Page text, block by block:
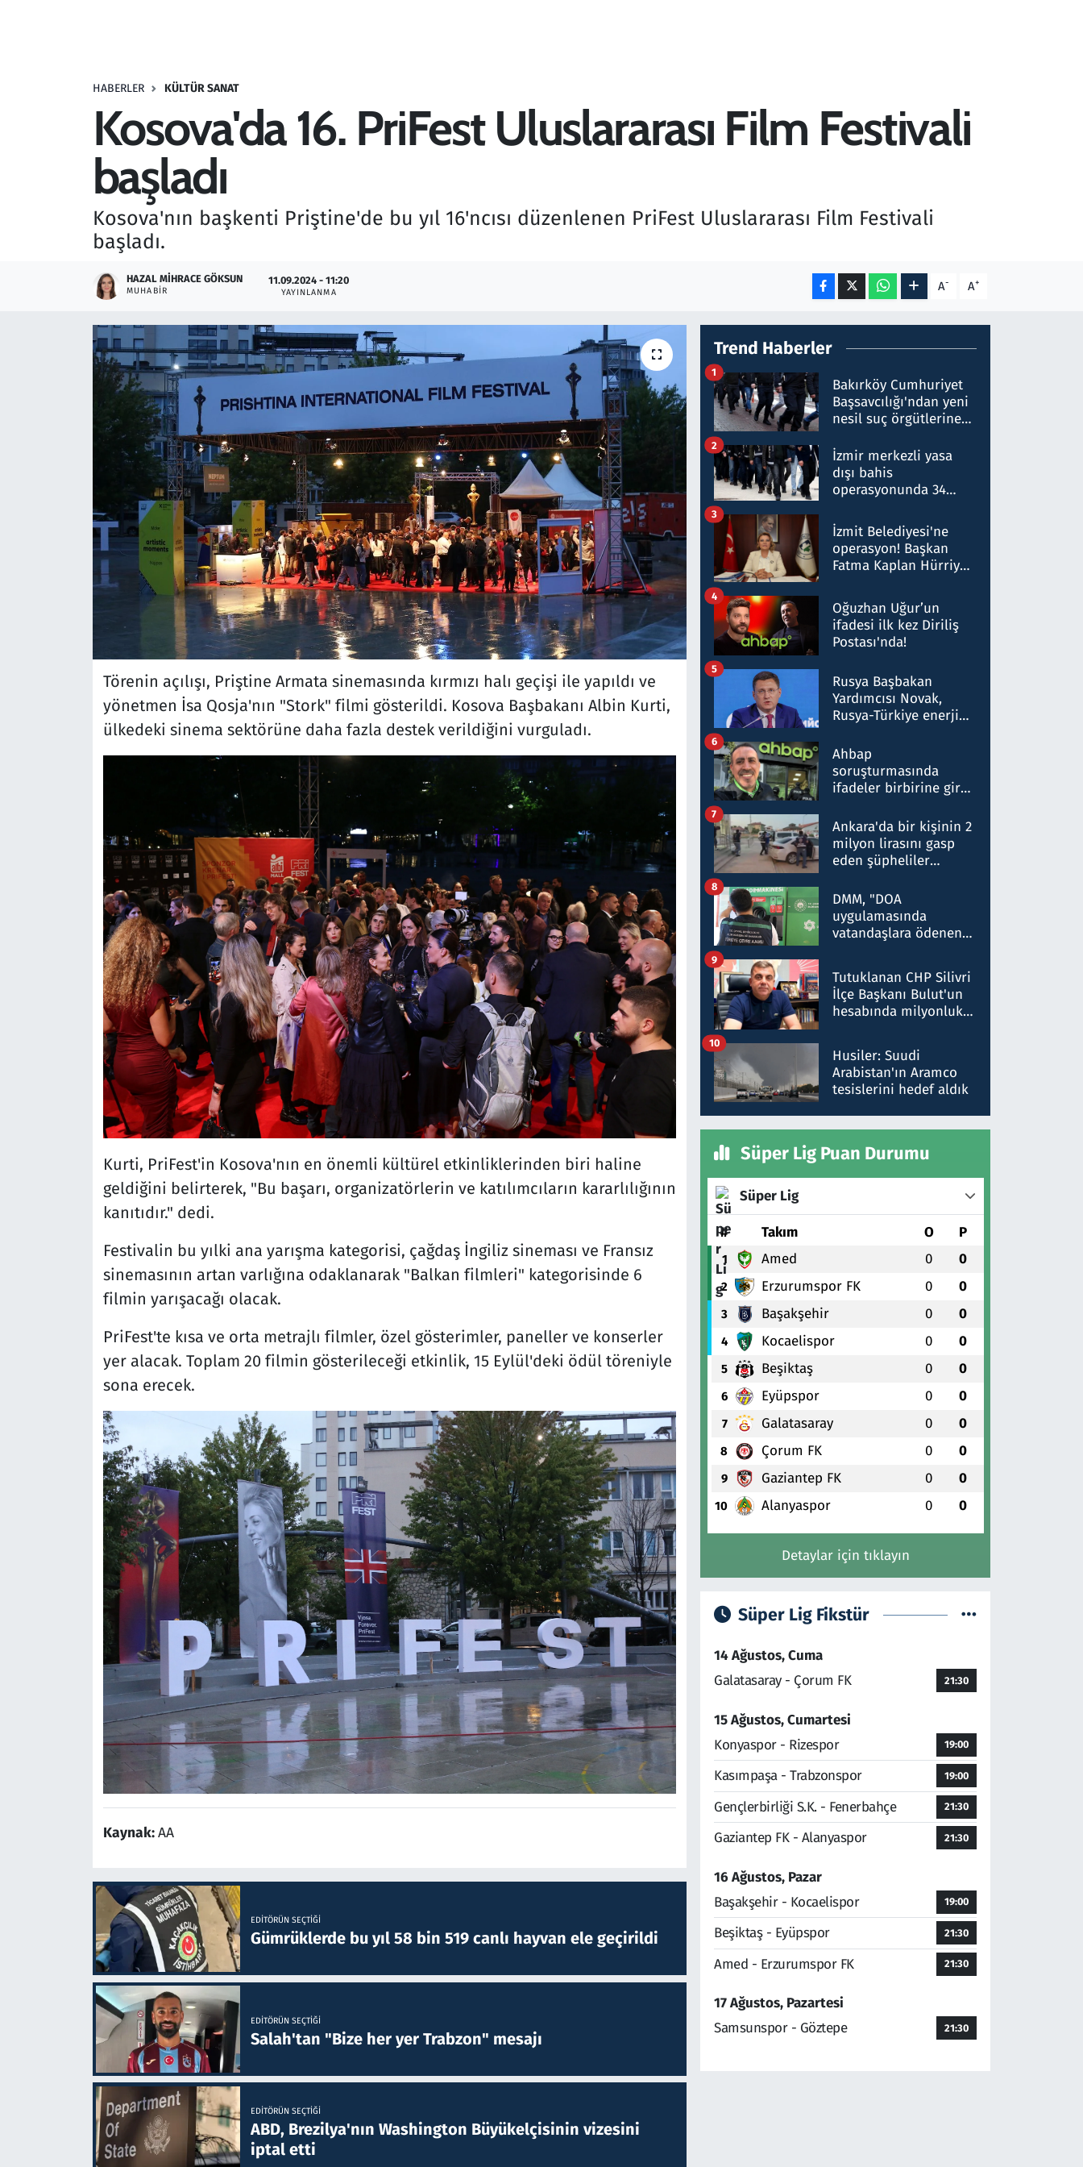
HABERLER KÜLTÜR SANAT
Kosova'da 16. PriFest Uluslararası Film Festivali
başladı
Kosova'nın başkenti Priştine'de bu yıl 16'ncısı düzenlenen PriFest Uluslararası Film Festivali
başladı.
HAZAL MIHRACE GÖKSUN
MUHABIR
11.09.2024 - 11:20
YAYINLANMA A- A+
Törenin açılışı, Priştine Armata sinemasında kırmızı halı geçişi ile yapıldı ve
yönetmen İsa Qosja'nın "Stork" filmi gösterildi. Kosova Başbakanı Albin Kurti,
ülkedeki sinema sektörüne daha fazla destek verildiğini vurguladı.
Kurti, PriFest'in Kosova'nın en önemli kültürel etkinliklerinden biri haline
geldiğini belirterek, "Bu başarı, organizatörlerin ve katılımcıların kararlılığının
kanıtıdır." dedi.
Festivalin bu yılki ana yarışma kategorisi, çağdaş İngiliz sineması ve Fransız
sinemasının artan varlığına odaklanarak "Balkan filmleri" kategorisinde 6
filmin yarışacağı olacak.
PriFest'te kısa ve orta metrajlı filmler, özel gösterimler, paneller ve konserler
yer alacak. Toplam 20 filmin gösterileceği etkinlik, 15 Eylül'deki ödül töreniyle
sona erecek.
Kaynak:AA
EDITÖRÜN SEÇTIĞI
Gümrüklerde bu yıl 58 bin 519 canlı hayvan ele geçirildi
EDITÖRÜN SEÇTIĞI
Salah'tan "Bize her yer Trabzon" mesajı
EDITÖRÜN SEÇTIĞI
ABD, Brezilya'nın Washington Büyükelçisinin vizesini
iptal etti
Trend Haberler
Bakırköy Cumhuriyet
Başsavcılığı'ndan yeni
nesil suç örgütlerine
hakkında gözaltı kararı
1
İzmir merkezli yasa
dışı bahis
operasyonunda 34
Milyar liralık para
trafiği tespit edildi
2
İzmit Belediyesi'ne
operasyon! Başkan
Fatma Kaplan Hürriyet
3
Oğuzhan Uğur’un
ifadesi ilk kez Diriliş
Postası'nda!
4
Rusya Başbakan
Yardımcısı Novak,
Rusya-Türkiye enerji
nitelikte olduğunu
belirtti
5
Ahbap
soruşturmasında
ifadeler birbirine girdi:
ifadelerinden ortaya
çıkan tablo şok etti
6
Ankara'da bir kişinin 2
milyon lirasını gasp
eden şüpheliler
7
DMM, "DOA
uygulamasında
vatandaşlara ödenen
düşürüldüğü" iddiasını
yalanladı
8
Tutuklanan CHP Silivri
İlçe Başkanı Bulut'un
hesabında milyonluk
talimat verdi, ben
gönderdim
9
Husiler: Suudi
Arabistan'ın Aramco
tesislerini hedef aldık
10
Süper Lig Puan Durumu
Süper Lig
# Takım O P
1 Amed 0 0
2 Erzurumspor FK 0 0
3 Başakşehir 0 0
4 Kocaelispor 0 0
5 Beşiktaş 0 0
6 Eyüpspor 0 0
7 Galatasaray 0 0
8 Çorum FK 0 0
9 Gaziantep FK 0 0
10 Alanyaspor 0 0
Detaylar için tıklayın
Süper Lig Fikstür
14 Ağustos, Cuma
Galatasaray - Çorum FK
21:30
15 Ağustos, Cumartesi
Konyaspor - Rizespor
19:00
Kasımpaşa - Trabzonspor 19:00
Gençlerbirliği S.K. - Fenerbahçe 21:30
Gaziantep FK - Alanyaspor 21:30
16 Ağustos, Pazar
Başakşehir - Kocaelispor
19:00
Beşiktaş - Eyüpspor 21:30
Amed - Erzurumspor FK 21:30
17 Ağustos, Pazartesi
Samsunspor - Göztepe
21:30
Savunma Sanayi
Teknoloji ve Bilim
Televizyon